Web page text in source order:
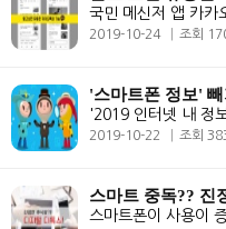
2019-10-24 조회
'스마트폰 정보'
2019-10-22 조회